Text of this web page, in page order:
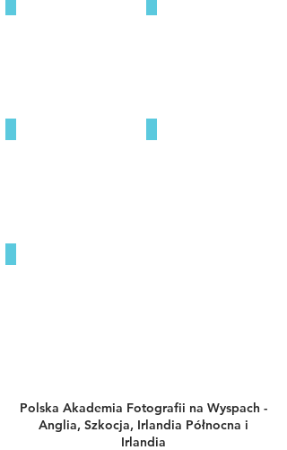
Polska Akademia Fotografii na Wyspach -
Anglia, Szkocja, Irlandia Północna i
Irlandia